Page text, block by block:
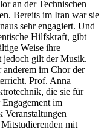
an der Technischen
Bereits im Iran war sie
sehr engagiert. Und
Hilfskraft, gibt
Weise ihre
jedoch gilt der Musik.
im Chor der
Prof. Anna
die sie für
im
Veranstaltungen
mit